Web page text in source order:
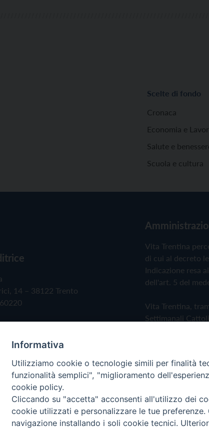
Scelte di fondo
Cronaca
Economia e
Salute e
Scuola e cultura
14 – 38122 Trento
Vita Trentina
di cui al decreto
Indicazione resa
dell'art. 5 del
Vita Trentina,
Settimanali
Privacy Policy
- Tutti i diritti riservati - Vita Trentina Editrice
Informativa
Utilizziamo cookie o tecnologie simili per finalità
funzionalità semplici", "miglioramento
cookie policy.
Cliccando su "accetta" acconsenti all'utilizzo dei
cookie utilizzati e personalizzare le tue
navigazione installando i soli cookie tecnici.